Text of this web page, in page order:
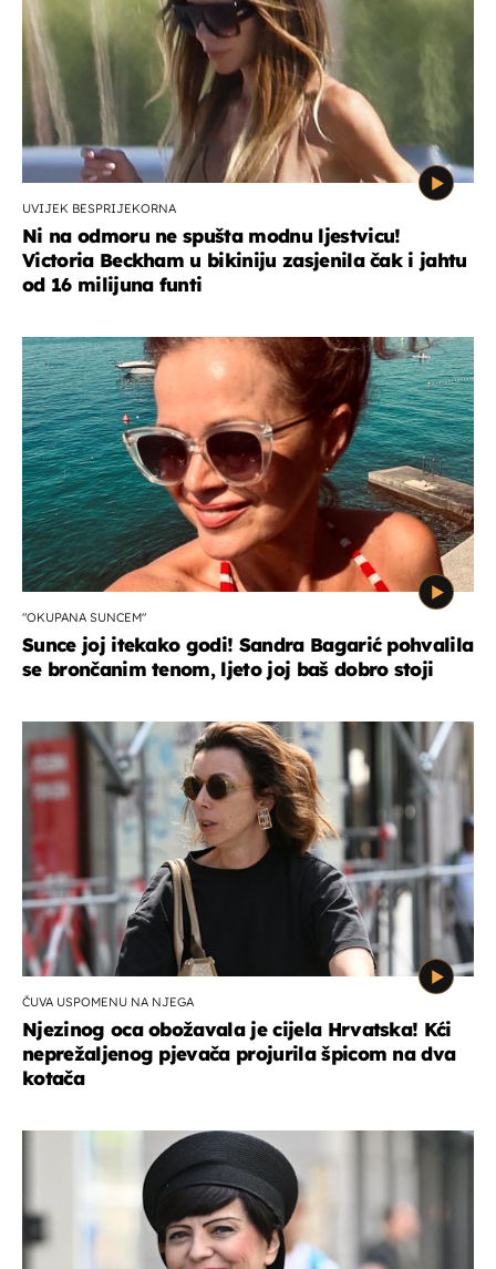
UVIJEK BESPRIJEKORNA
Ni na odmoru ne spušta modnu ljestvicu!
Victoria Beckham u bikiniju zasjenila čak i jahtu
od 16 milijuna funti
"OKUPANA SUNCEM"
Sunce joj itekako godi! Sandra Bagarić pohvalila
se brončanim tenom, ljeto joj baš dobro stoji
ČUVA USPOMENU NA NJEGA
Njezinog oca obožavala je cijela Hrvatska! Kći
neprežaljenog pjevača projurila špicom na dva
kotača